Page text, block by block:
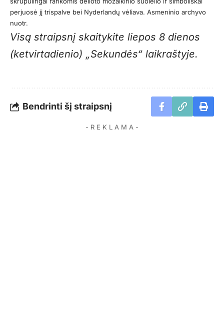
perjuosė jį trispalve bei Nyderlandų vėliava. Asmeninio archyvo
nuotr.
Visą straipsnį skaitykite liepos 8 dienos
(ketvirtadienio) „Sekundės“ laikraštyje.
Bendrinti šį straipsnį
- R E K L A M A -